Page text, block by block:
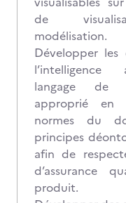
de
modélisation.
Développer les
langage de
approprié en
normes du
principes
afin de
d’assurance
produit.